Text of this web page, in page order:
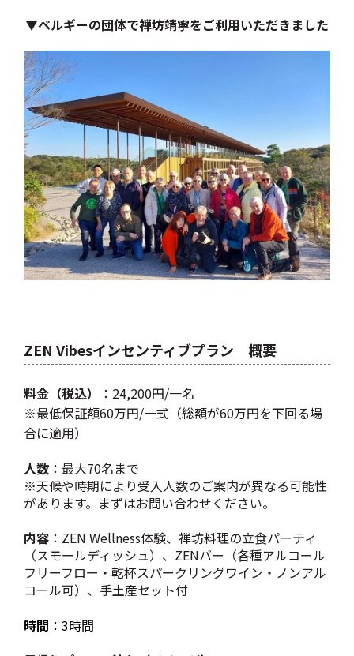
▼ベルギーの団体で禅坊靖寧をご利用いただきました
ZEN Vibesインセンティブプラン 概要
料金（税込）
：24,200円/一名
※最低保証額60万円/一式（総額が60万円を下回る場
合に適用）
人数 ：最大70名まで
※天候や時期により受入人数のご案内が異なる可能性
があります。まずはお問い合わせください。
内容 ：ZEN Wellness体験、禅坊料理の立食パーティ
（スモールディッシュ）、ZENバー（各種アルコール
フリーフロー・乾杯スパークリングワイン・ノンアル
コール可）、手土産セット付
時間 ：3時間